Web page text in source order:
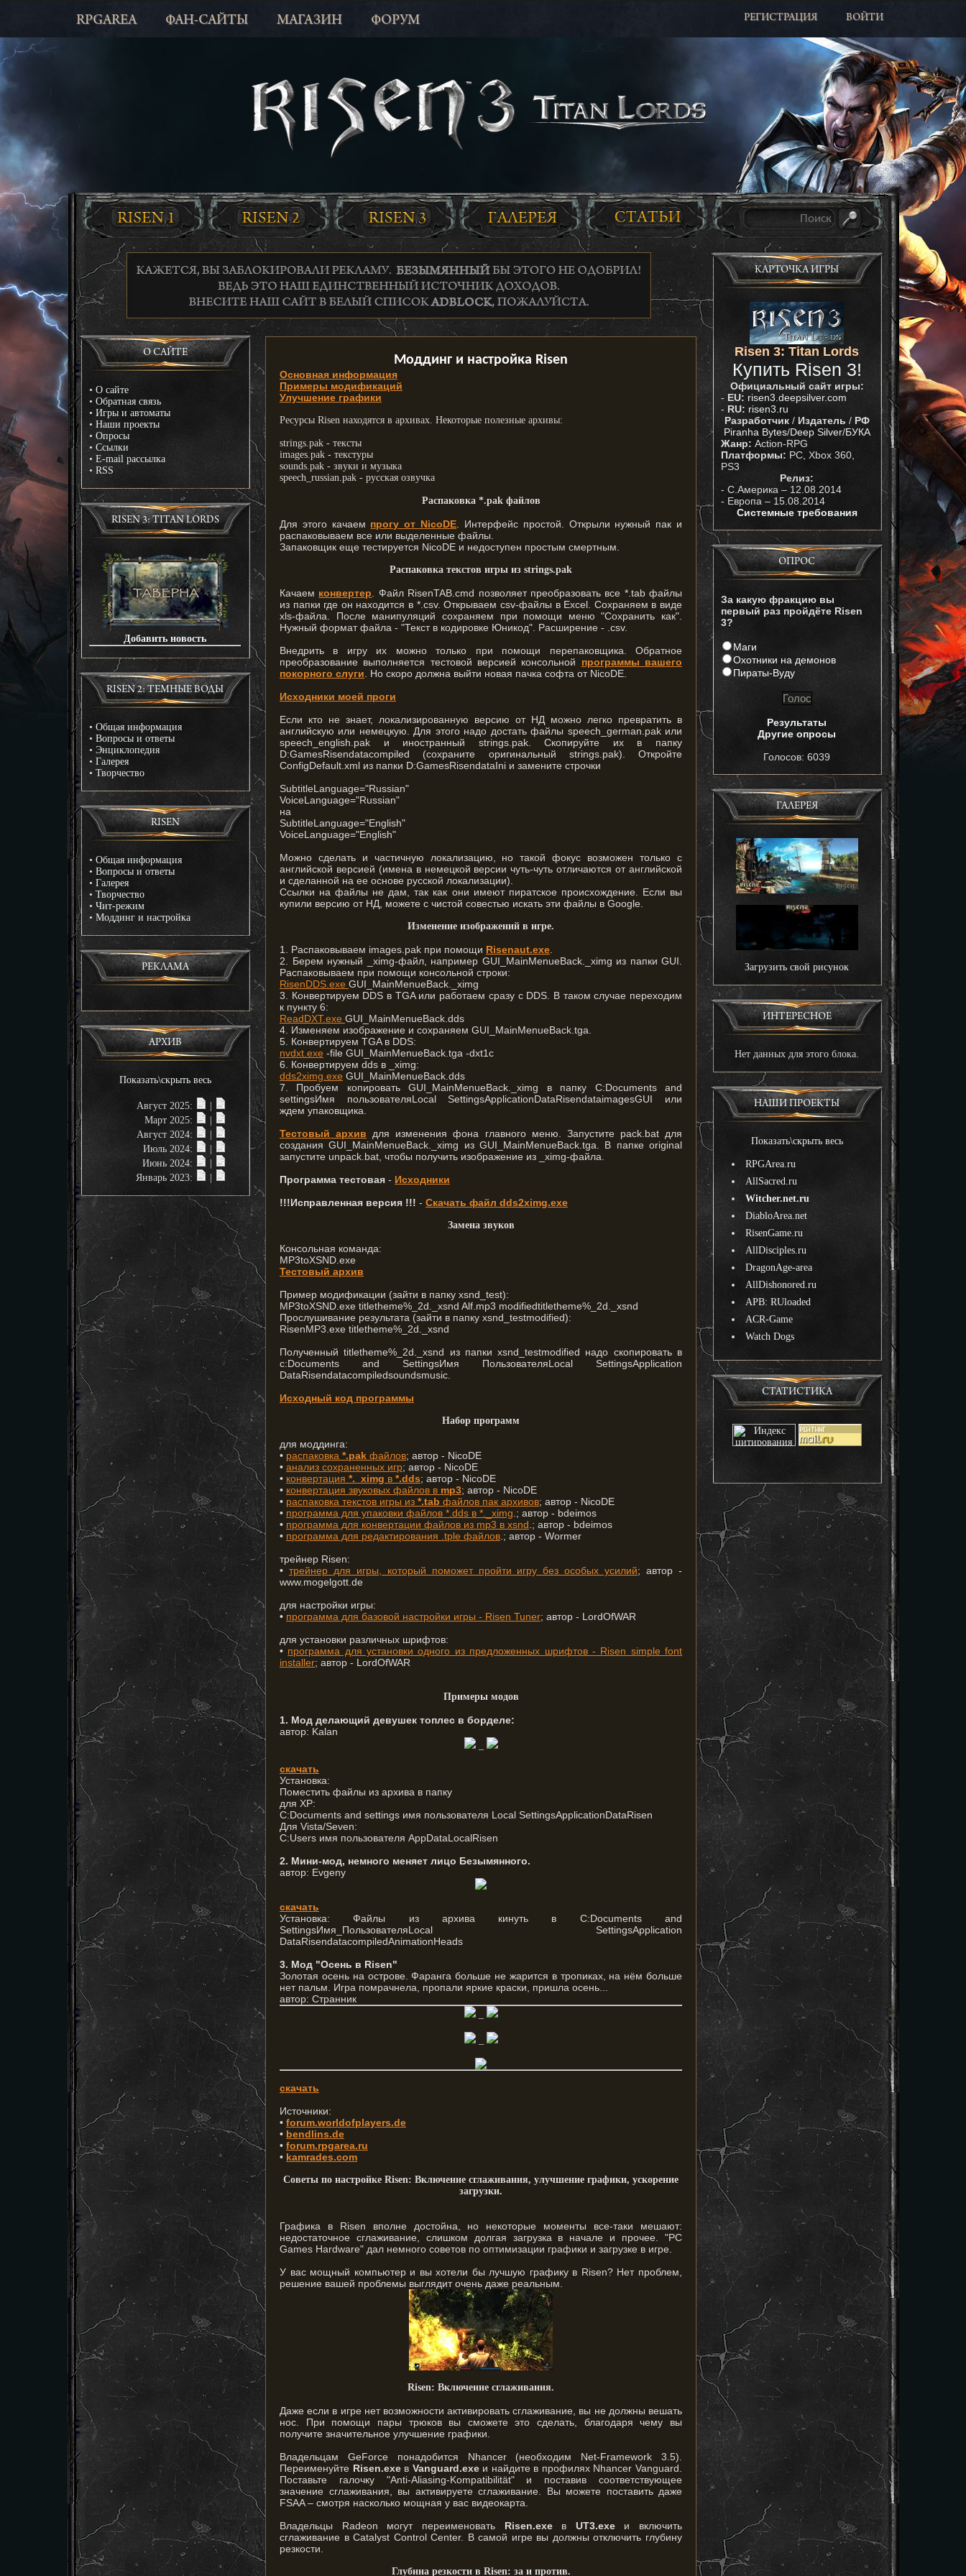
RPGAREA ФАН-САЙТЫ МАГАЗИН ФОРУМ РЕГИСТРАЦИЯ ВОЙТИ
О САЙТЕ
• О сайте
• Обратная связь
• Игры и автоматы
• Наши проекты
• Опросы
• Ссылки
• E-mail рассылка
• RSS
RISEN 3: TITAN LORDS
Добавить новость
RISEN 2: ТЕМНЫЕ ВОДЫ
• Общая информация
• Вопросы и ответы
• Энциклопедия
• Галерея
• Творчество
RISEN
• Общая информация
• Вопросы и ответы
• Галерея
• Творчество
• Чит-режим
• Моддинг и настройка
РЕКЛАМА
АРХИВ
Показать\скрыть весь
Август 2025:
Март 2025:
Август 2024:
Июль 2024:
Июнь 2024:
Январь 2023:
Моддинг и настройка Risen
Основная информация
Примеры модификаций
Улучшение графики
Ресурсы Risen находятся в архивах. Некоторые полезные архивы:
strings.pak - тексты
images.pak - текстуры
sounds.pak - звуки и музыка
speech_russian.pak - русская озвучка
Распаковка *.pak файлов
Для этого качаем прогу от NicoDE . Интерфейс простой. Открыли нужный пак и
распаковываем все или выделенные файлы.
Запаковщик еще тестируется NicoDE и недоступен простым смертным.
Распаковка текстов игры из strings.pak
Качаем конвертер . Файл RisenTAB.cmd позволяет преобразовать все *.tab файлы
из папки где он находится в *.csv. Открываем csv-файлы в Excel. Сохраняем в виде
xls-файла. После манипуляций сохраняем при помощи меню "Сохранить как".
Нужный формат файла - "Текст в кодировке Юникод". Расширение - .csv.
Внедрить в игру их можно только при помощи перепаковщика. Обратное
преобразование выполняется тестовой версией консольной программы вашего
покорного слуги . Но скоро должна выйти новая пачка софта от NicoDE.
Исходники моей проги
Если кто не знает, локализированную версию от НД можно легко превратить в
английскую или немецкую. Для этого надо достать файлы speech_german.pak или
speech_english.pak и иностранный strings.pak. Скопируйте их в папку
D:GamesRisendatacompiled (сохраните оригинальный strings.pak). Откройте
ConfigDefault.xml из папки D:GamesRisendataIni и замените строчки
SubtitleLanguage="Russian"
VoiceLanguage="Russian"
на
SubtitleLanguage="English"
VoiceLanguage="English"
Можно сделать и частичную локализацию, но такой фокус возможен только с
английской версией (имена в немецкой версии чуть-чуть отличаются от английской
и сделанной на ее основе русской локализации).
Ссылки на файлы не дам, так как они имеют пиратское происхождение. Если вы
купили версию от НД, можете с чистой совестью искать эти файлы в Google.
Изменение изображений в игре.
1. Распаковываем images.pak при помощи Risenaut.exe
2. Берем нужный _ximg-файл, например GUI_MainMenueBack._ximg из папки GUI.
Распаковываем при помощи консольной строки:
RisenDDS.exe GUI_MainMenueBack._ximg
3. Конвертируем DDS в TGA или работаем сразу с DDS. В таком случае переходим
к пункту 6:
ReadDXT.exe GUI_MainMenueBack.dds
4. Изменяем изображение и сохраняем GUI_MainMenueBack.tga.
5. Конвертируем TGA в DDS:
nvdxt.exe -file GUI_MainMenueBack.tga -dxt1c
6. Конвертируем dds в _ximg:
dds2ximg.exe GUI_MainMenueBack.dds
7. Пробуем копировать GUI_MainMenueBack._ximg в папку C:Documents and
settingsИмя пользователяLocal SettingsApplicationDataRisendataimagesGUI или
ждем упаковщика.
Тестовый архив для изменения фона главного меню. Запустите pack.bat для
создания GUI_MainMenueBack._ximg из GUI_MainMenueBack.tga. В папке original
запустите unpack.bat, чтобы получить изображение из _ximg-файла.
Программа тестовая - Исходники
!!!Исправленная версия !!! - Скачать файл dds2ximg.exe
Замена звуков
Консольная команда:
MP3toXSND.exe
Тестовый архив
Пример модификации (зайти в папку xsnd_test):
MP3toXSND.exe titletheme%_2d._xsnd Alf.mp3 modifiedtitletheme%_2d._xsnd
Прослушивание результата (зайти в папку xsnd_testmodified):
RisenMP3.exe titletheme%_2d._xsnd
Полученный titletheme%_2d._xsnd из папки xsnd_testmodified надо скопировать в
c:Documents and SettingsИмя ПользователяLocal SettingsApplication
DataRisendatacompiledsoundsmusic.
Исходный код программы
Набор программ
для моддинга:
• распаковка *.pak файлов; автор - NicoDE
• анализ сохраненных игр; автор - NicoDE
• конвертация *._ximg в *.dds; автор - NicoDE
• конвертация звуковых файлов в mp3; автор - NicoDE
• распаковка текстов игры из *.tab файлов пак архивов; автор - NicoDE
• программа для упаковки файлов *.dds в *._ximg .; автор - bdeimos
• программа для конвертации файлов из mp3 в xsnd .; автор - bdeimos
• программа для редактирования .tple файлов .; автор - Wormer
трейнер Risen:
• трейнер для игры, который поможет пройти игру без особых усилий; автор -
www.mogelgott.de
для настройки игры:
• программа для базовой настройки игры - Risen Tuner; автор - LordOfWAR
для установки различных шрифтов:
• программа для установки одного из предложенных шрифтов - Risen simple font
installer; автор - LordOfWAR
Примеры модов
1. Мод делающий девушек топлес в борделе:
автор: Kalan
_
скачать
Установка:
Поместить файлы из архива в папку
для XP:
C:Documents and settings имя пользователя Local SettingsApplicationDataRisen
Для Vista/Seven:
C:Users имя пользователя AppDataLocalRisen
2. Мини-мод, немного меняет лицо Безымянного.
автор: Evgeny
скачать
Установка: Файлы из архива кинуть в C:Documents and
SettingsИмя_ПользователяLocal SettingsApplication
DataRisendatacompiledAnimationHeads
3. Мод "Осень в Risen"
Золотая осень на острове. Фаранга больше не жарится в тропиках, на нём больше
нет пальм. Игра помрачнела, пропали яркие краски, пришла осень...
автор: Странник
_
_
скачать
Источники:
• forum.worldofplayers.de
• bendlins.de
• forum.rpgarea.ru
• kamrades.com
Советы по настройке Risen: Включение сглаживания, улучшение графики, ускорение
загрузки.
Графика в Risen вполне достойна, но некоторые моменты все-таки мешают:
недостаточное сглаживание, слишком долгая загрузка в начале и прочее. "PC
Games Hardware" дал немного советов по оптимизации графики и загрузке в игре.
У вас мощный компьютер и вы хотели бы лучшую графику в Risen? Нет проблем,
решение вашей проблемы выглядит очень даже реальным.
Risen: Включение сглаживания.
Даже если в игре нет возможности активировать сглаживание, вы не должны вешать
нос. При помощи пары трюков вы сможете это сделать, благодаря чему вы
получите значительное улучшение графики.
Владельцам GeForce понадобится Nhancer (необходим Net-Framework 3.5).
Переименуйте Risen.exeв Vanguard.exeи найдите в профилях Nhancer Vanguard.
Поставьте галочку "Anti-Aliasing-Kompatibilität" и поставив соответствующее
значение сглаживания, вы активируете сглаживание. Вы можете поставить даже
FSAA – смотря насколько мощная у вас видеокарта.
Владельцы Radeon могут переименовать Risen.exeв UT3.exeи включить
сглаживание в Catalyst Control Center. В самой игре вы должны отключить глубину
резкости.
Глубина резкости в Risen: за и против.
КАРТОЧКА ИГРЫ
Risen 3: Titan Lords
Купить Risen 3!
Официальный сайт игры:
- EU: risen3.deepsilver.com
- RU: risen3.ru
Разработчик/ Издатель / РФ
Piranha Bytes/Deep Silver/БУКА
Жанр: Action-RPG
Платформы: PC, Xbox 360,
PS3
Релиз:
- С.Америка – 12.08.2014
- Европа – 15.08.2014
Системные требования
ОПРОС
За какую фракцию вы
первый раз пройдёте Risen
3?
Маги
Охотники на демонов
Пираты-Вуду
Результаты
Другие опросы
Голосов: 6039
ГАЛЕРЕЯ
Загрузить свой рисунок
ИНТЕРЕСНОЕ
Нет данных для этого блока.
НАШИ ПРОЕКТЫ
Показать\скрыть весь
RPGArea.ru
AllSacred.ru
Witcher.net.ru
DiabloArea.net
RisenGame.ru
AllDisciples.ru
DragonAge-area
AllDishonored.ru
APB: RUloaded
ACR-Game
Watch Dogs
СТАТИСТИКА